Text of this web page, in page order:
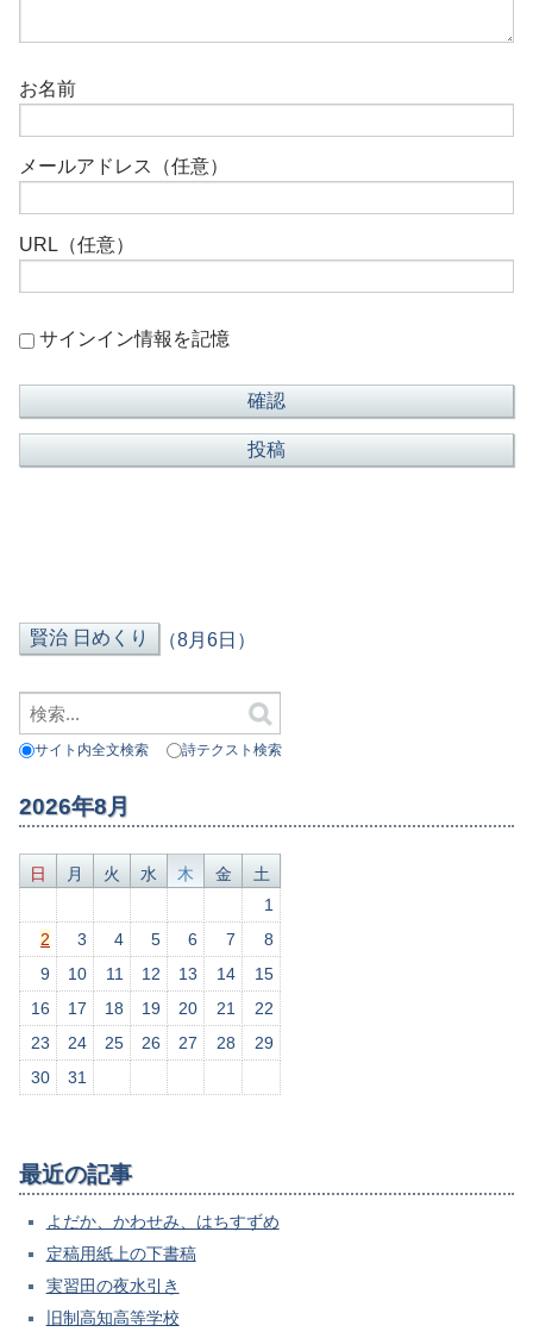
お名前
メールアドレス（任意）
URL（任意）
サインイン情報を記憶
（8月6日）
サイト内全文検索 詩テクスト検索
2026年8月
日 月 火 水 木 金
土
1
2
3 4 5 6 7
8
9
10 11 12 13 14
15
16
17 18 19 20 21
22
23
24 25 26 27 28
29
30
31
最近の記事
よだか、かわせみ、はちすずめ
定稿用紙上の下書稿
実習田の夜水引き
旧制高知高等学校